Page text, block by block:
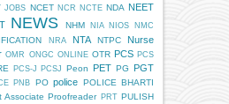
JOBS NCET NCR NCTE NDA NEET
NEWS NHM NIA NIOS
NMC
NRA NTA NTPC Nurse
OMR ONGC ONLINE OTR PCS PCS
PCS-J PCSJ Peon PET PG PGT
PNB PO police POLICE BHARTI
Associate Proofreader PRT PULISH